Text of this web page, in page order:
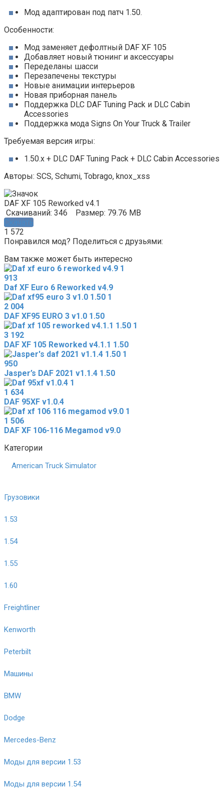
Мод адаптирован под патч 1.50.
Особенности:
Мод заменяет дефолтный DAF XF 105
Добавляет новый тюнинг и аксессуары
Переделаны шасси
Перезапечены текстуры
Новые анимации интерьеров
Новая приборная панель
Поддержка DLC DAF Tuning Pack и DLC Cabin
Accessories
Поддержка мода Signs On Your Truck & Trailer
Требуемая версия игры:
1.50.x + DLC DAF Tuning Pack + DLC Cabin Accessories
Авторы: SCS, Schumi, Tobrago, knox_xss
DAF XF 105 Reworked v4.1
Скачиваний: 346
Размер: 79.76 MB
Скачать
1 572
Понравился мод? Поделиться с друзьями:
Вам также может быть интересно
913
Daf XF Euro 6 Reworked v4.9
2 004
DAF XF95 EURO 3 v1.0 1.50
3 192
DAF XF 105 Reworked v4.1.1 1.50
950
Jasper’s DAF 2021 v1.1.4 1.50
1 634
DAF 95XF v1.0.4
1 506
DAF XF 106-116 Megamod v9.0
Категории
American Truck Simulator
Грузовики
1.53
1.54
1.55
1.60
Freightliner
Kenworth
Peterbilt
Машины
BMW
Dodge
Mercedes-Benz
Моды для версии 1.53
Моды для версии 1.54